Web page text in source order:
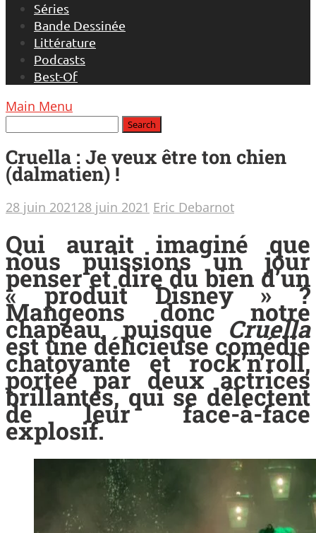
Séries
Bande Dessinée
Littérature
Podcasts
Best-Of
Main Menu
Cruella : Je veux être ton chien
(dalmatien) !
28 juin 202128 juin 2021 Eric Debarnot
Qui aurait imaginé que
nous puissions un jour
penser et dire du bien d’un
« produit Disney » ?
Mangeons donc notre
chapeau, puisque Cruella
est une délicieuse comédie
chatoyante et rock’n’roll,
portée par deux actrices
brillantes, qui se délectent
de leur face-à-face
explosif.